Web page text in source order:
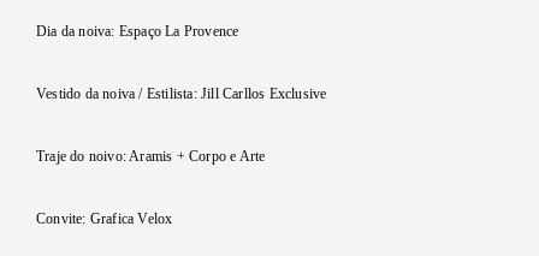
Dia da noiva: Espaço La Provence
Vestido da noiva / Estilista: Jill Carllos Exclusive
Traje do noivo: Aramis + Corpo e Arte
Convite: Grafica Velox